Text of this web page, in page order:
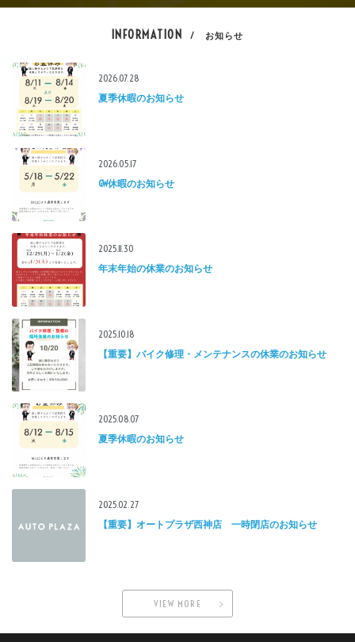
INFORMATION / お知らせ
2026.07.28
夏季休暇のお知らせ
2026.05.17
GW休暇のお知らせ
2025.11.30
年末年始の休業のお知らせ
2025.10.18
【重要】バイク修理・メンテナンスの休業のお知らせ
2025.08.07
夏季休暇のお知らせ
2025.02.27
【重要】オートプラザ西神店 一時閉店のお知らせ
VIEW MORE